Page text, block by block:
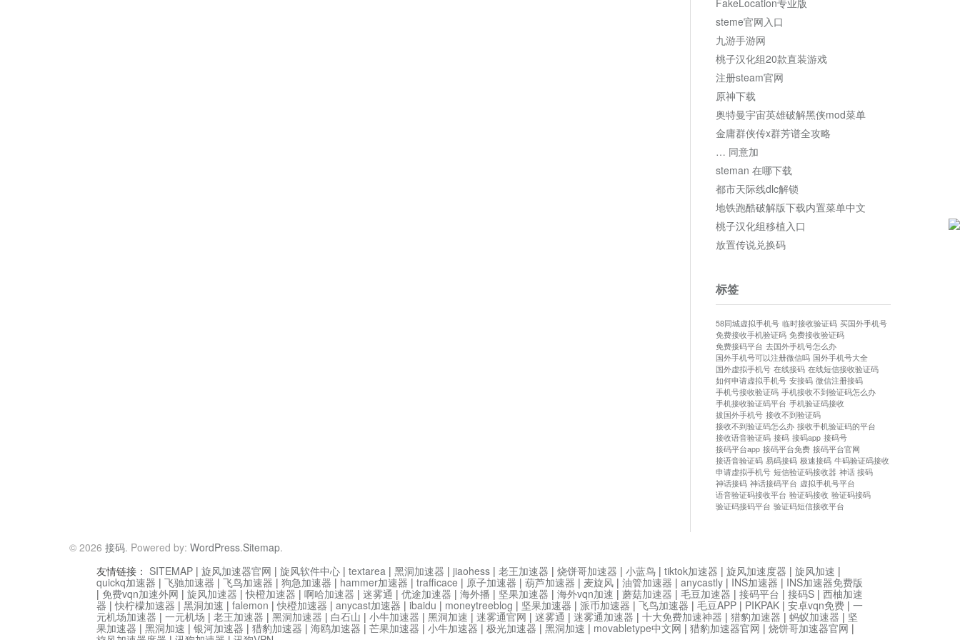
FakeLocation专业版
steme官网入口
九游手游网
桃子汉化组20款直装游戏
注册steam官网
原神下载
奥特曼宇宙英雄破解黑侠mod菜单
金庸群侠传x群芳谱全攻略
… 同意加
steman 在哪下载
都市天际线dlc解锁
地铁跑酷破解版下载内置菜单中文
桃子汉化组移植入口
放置传说兑换码
标签
58同城虚拟手机号 临时接收验证码 买国外手机号
免费接收手机验证码 免费接收验证码
免费接码平台 去国外手机号怎么办
国外手机号可以注册微信吗 国外手机号大全
国外虚拟手机号 在线接码 在线短信接收验证码
如何申请虚拟手机号 安接码 微信注册接码
手机号接收验证码 手机接收不到验证码怎么办
手机接收验证码平台 手机验证码接收
拔国外手机号 接收不到验证码
接收不到验证码怎么办 接收手机验证码的平台
接收语音验证码 接码 接码app 接码号
接码平台app 接码平台免费 接码平台官网
接语音验证码 易码接码 极速接码 牛码验证码接收
申请虚拟手机号 短信验证码接收器 神话 接码
神话接码 神话接码平台 虚拟手机号平台
语音验证码接收平台 验证码接收 验证码接码
验证码接码平台 验证码短信接收平台
© 2026 接码. Powered by: WordPress.Sitemap.
友情链接： SITEMAP | 旋风加速器官网 | 旋风软件中心 | textarea | 黑洞加速器 | jiaohess | 老王加速器 | 烧饼哥加速器 | 小蓝鸟 | tiktok加速器 | 旋风加速度器 | 旋风加速 |
quickq加速器 | 飞驰加速器 | 飞鸟加速器 | 狗急加速器 | hammer加速器 | trafficace | 原子加速器 | 葫芦加速器 | 麦旋风 | 油管加速器 | anycastly | INS加速器 | INS加速器免费版
| 免费vqn加速外网 | 旋风加速器 |快橙加速器 | 啊哈加速器 | 迷雾通 | 优途加速器 | 海外播 | 坚果加速器 | 海外vqn加速 | 蘑菇加速器 | 毛豆加速器 | 接码平台 | 接码S | 西柚加速
器 |快柠檬加速器 | 黑洞加速 | falemon |快橙加速器 | anycast加速器 | ibaidu | moneytreeblog | 坚果加速器 | 派币加速器 | 飞鸟加速器 | 毛豆APP | PIKPAK | 安卓vqn免费 | 一
元机场加速器 | 一元机场 | 老王加速器 | 黑洞加速器 | 白石山 | 小牛加速器 | 黑洞加速 | 迷雾通官网 | 迷雾通 | 迷雾通加速器 | 十大免费加速神器 | 猎豹加速器 | 蚂蚁加速器 | 坚
果加速器 | 黑洞加速 | 银河加速器 | 猎豹加速器 | 海鸥加速器 | 芒果加速器 | 小牛加速器 | 极光加速器 | 黑洞加速 | movabletype中文网 | 猎豹加速器官网 | 烧饼哥加速器官网 |